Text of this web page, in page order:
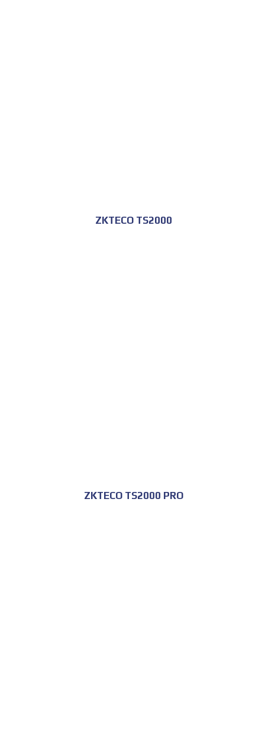
ZKTECO TS2000
ZKTECO TS2000 PRO